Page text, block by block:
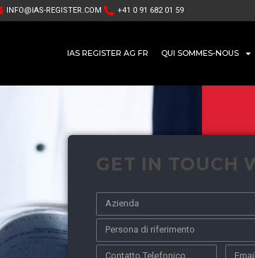
INFO@IAS-REGISTER.COM +41 0 91 682 01 59
IAS REGISTER AG FR QUI SOMMES-NOUS
GET IN TOUCH